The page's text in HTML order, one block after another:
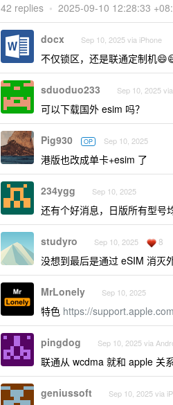
42 replies • 2025-09-10 12:28:33
docx Sep 10, 2025 via iPhone
不仅锁区，还是联通定制机
sduoduo233 Sep 10, 2025
可以下载国外 esim 吗？
Pig930 OP Sep 10, 2025
港版也改成单卡+esim 了
234ygg Sep 10, 2025
还有个好消息，日版所有型号
studyro Sep 10, 2025 8
没想到最后是通过 eSIM 消灭
MrLonely Sep 10, 2025
特色 https://
pingdog Sep 10, 2025 via
联通从 wcdma 就和 apple 关
geniussoft Sep 10, 2025 via